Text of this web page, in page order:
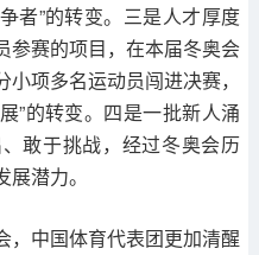
者”的转变。三是人才厚度
参赛的项目，在本届冬奥会
项多名运动员闯进决赛，
”的转变。四是一批新人涌
敢于挑战，经过冬奥会历
潜力。
，中国体育代表团更加清醒